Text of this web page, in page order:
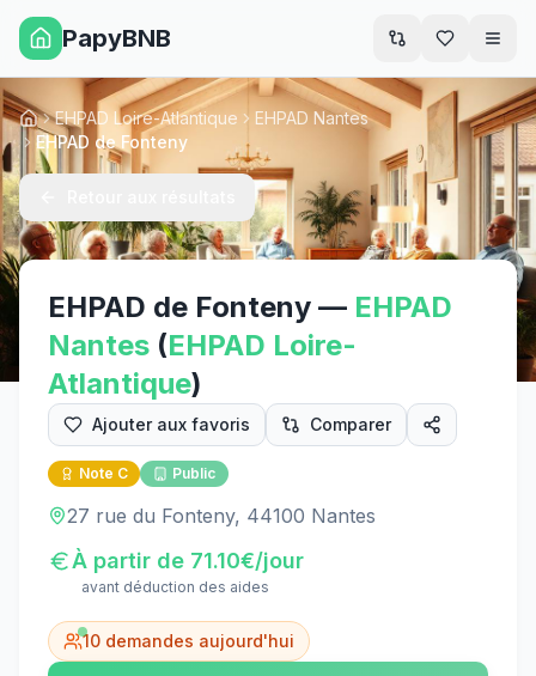
PapyBNB
AccueilEHPAD Loire-Atlantique
EHPAD Nantes
EHPAD de Fonteny
EHPAD de Fonteny — EHPAD
Nantes (EHPAD Loire-
Atlantique)
Ajouter aux favoris Comparer
Note C Public
27 rue du Fonteny, 44100 Nantes
À partir de 71.10€/jour
avant déduction des aides
10 demandes aujourd'hui